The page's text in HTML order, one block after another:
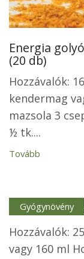
Energia
(20 db)
Hozzávalók:
kendermag
mazsola 3
½ tk....
Tovább
Gyógynövény
Homoktövis
Hozzávalók:
vagy 160 ml